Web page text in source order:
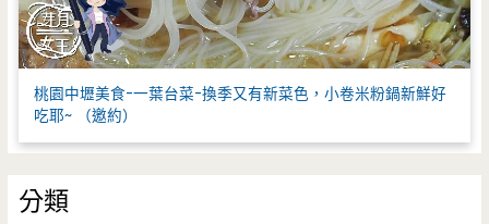
桃園中壢美食-一葉台菜-換季又有新菜色，小卷米粉鍋新鮮好
吃耶~ （邀約）
分類